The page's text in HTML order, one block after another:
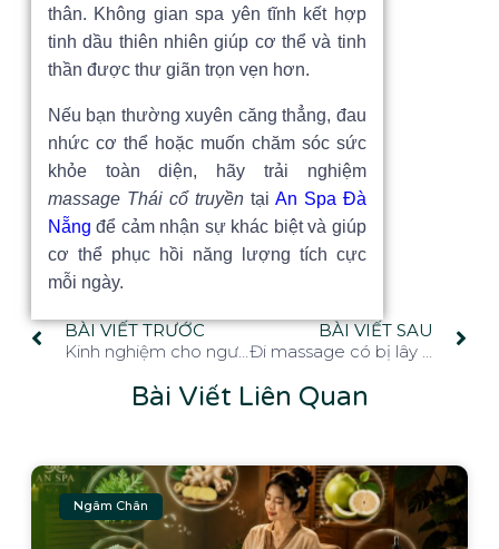
thân. Không gian spa yên tĩnh kết hợp
tinh dầu thiên nhiên giúp cơ thể và tinh
thần được thư giãn trọn vẹn hơn.
Nếu bạn thường xuyên căng thẳng, đau
nhức cơ thể hoặc muốn chăm sóc sức
khỏe toàn diện, hãy trải nghiệm
massage Thái cổ truyềntại An Spa Đà
Nẵng để cảm nhận sự khác biệt và giúp
cơ thể phục hồi năng lượng tích cực
mỗi ngày.
BÀI VIẾT TRƯỚC
BÀI VIẾT SAU
Bài Viết Liên Quan
Ngâm Chân